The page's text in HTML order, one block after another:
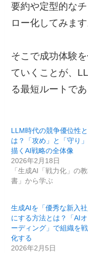
要約や定型的な
ロー化してみます
そこで成功体験
ていくことが、
る最短ルートで
LLM時代の競争優位性と
は？「攻め」と「守り
描くAI戦略の全体像
2026年2月18日
「生成AI「戦力化」の
書」から学ぶ
生成AIを「優秀な新入社
にする方法とは？「AI
ーディング」で組織を
化する
2026年2月5日